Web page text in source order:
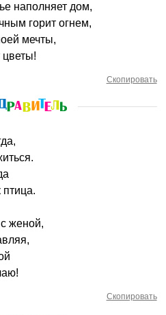
наполняет дом,
горит огнем,
мечты,
цветы!
Скопировать
женой,
Скопировать